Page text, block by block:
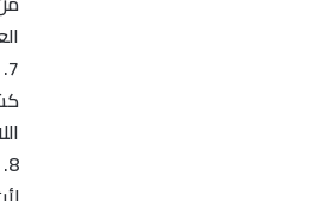
7. دعم دور مؤسسات المجتمع المدني
8. إعلاء قيمة التضامن الإنساني والدولي